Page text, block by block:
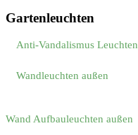
Gartenleuchten
Anti-Vandalismus Leuchten
Wandleuchten außen
Wand Aufbauleuchten außen